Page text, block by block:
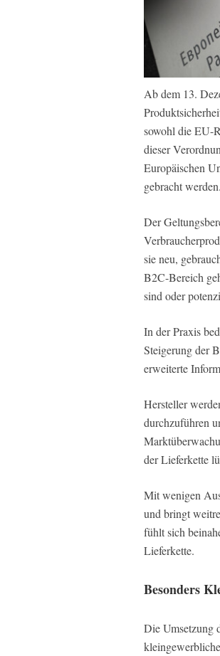
Ab dem 13.
sowohl die EU-
dieser
Europäischen
gebracht werden.
Der
sie neu,
B2C-Bereich
sind oder
In der Praxis
Steigerung der
erweiterte
Hersteller
durchzuführen
der Lieferkette
Mit wenigen
und bringt
fühlt sich
Lieferkette.
Besonders
Die Umsetzung